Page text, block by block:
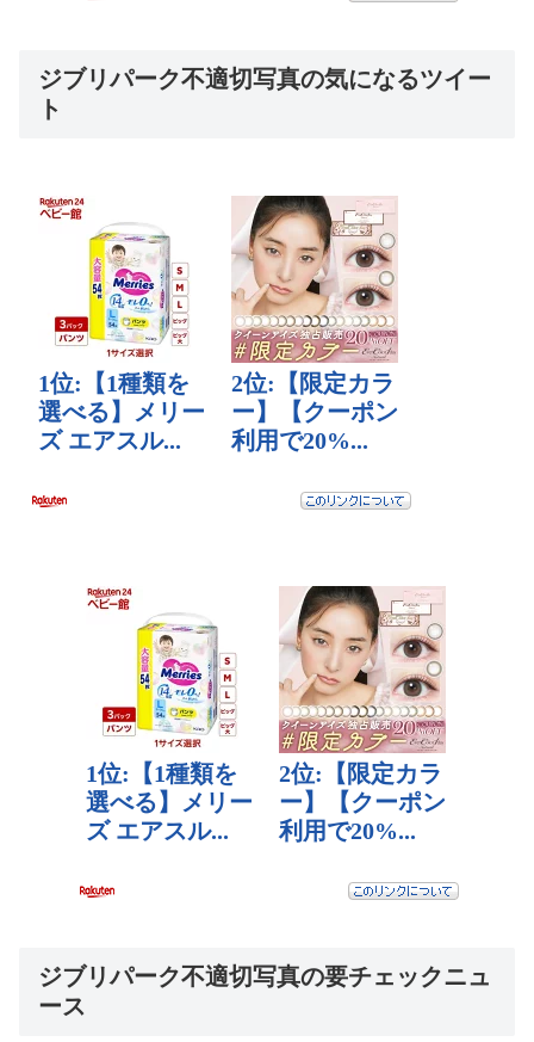
ジブリパーク不適切写真の気になるツイー
ト
ジブリパーク不適切写真の要チェックニュ
ース